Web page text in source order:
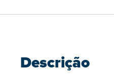
Descrição